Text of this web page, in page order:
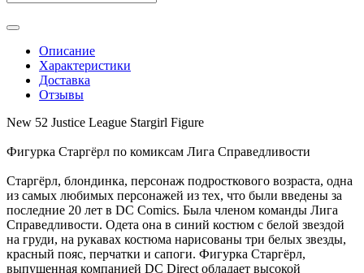
Описание
Характеристики
Доставка
Отзывы
New 52 Justice League Stargirl Figure
Фигурка Старгёрл по комиксам Лига Справедливости
Старгёрл, блондинка, персонаж подросткового возраста, одна
из самых любимых персонажей из тех, что были введены за
последние 20 лет в DC Comics. Была членом команды Лига
Справедливости. Одета она в синий костюм с белой звездой
на груди, на рукавах костюма нарисованы три белых звезды,
красный пояс, перчатки и сапоги. Фигурка Старгёрл,
выпущенная компанией DC Direct обладает высокой